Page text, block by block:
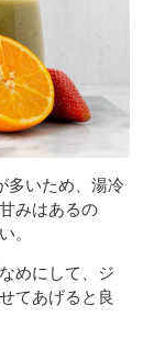
多いため、湯冷
みはあるの
。
めにして、ジ
てあげると良